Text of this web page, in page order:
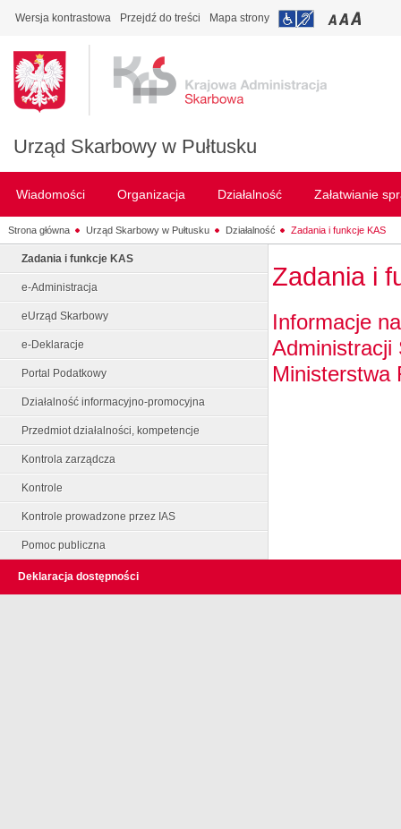
Wersja kontrastowa Przejdź do treści Mapa strony
Urząd Skarbowy w Pułtusku
Wiadomości Organizacja Działalność Załatwianie
Strona główna Urząd Skarbowy w Pułtusku Działalność Zadania i funkcje KAS
Zadania i funkcje KAS
e-Administracja
eUrząd Skarbowy
e-Deklaracje
Portal Podatkowy
Działalność informacyjno-promocyjna
Przedmiot działalności, kompetencje
Kontrola zarządcza
Kontrole
Kontrole prowadzone przez IAS
Pomoc publiczna
Zadania i
Informacje
Administracji
Ministerstwa
Deklaracja dostępności